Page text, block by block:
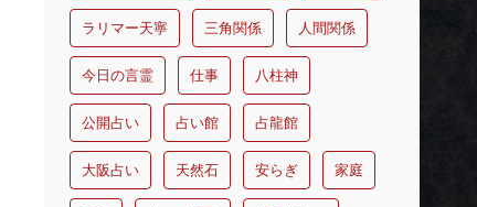
ラリマー天寧 三角関係 人間関係
今日の言霊 仕事 八柱神
公開占い 占い館 占龍館
大阪占い 天然石 安らぎ 家庭